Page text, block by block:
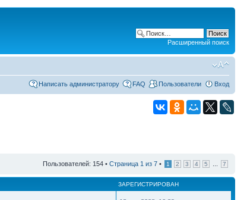
Расширенный поиск
Написать администратору FAQ Пользователи Вход
Пользователей: 154 • Страница 1 из 7 • 1 2 3 4 5 7
ЗАРЕГИСТРИРОВАН